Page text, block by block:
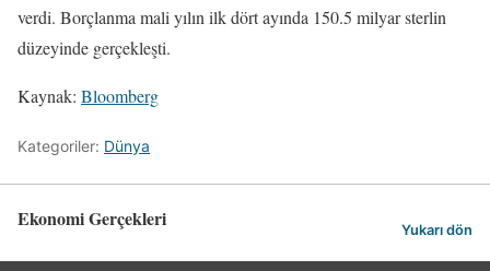
verdi. Borçlanma mali yılın ilk dört ayında 150.5 milyar sterlin
düzeyinde gerçekleşti.
Kaynak: Bloomberg
Kategoriler: Dünya
Ekonomi Gerçekleri Yukarı dön